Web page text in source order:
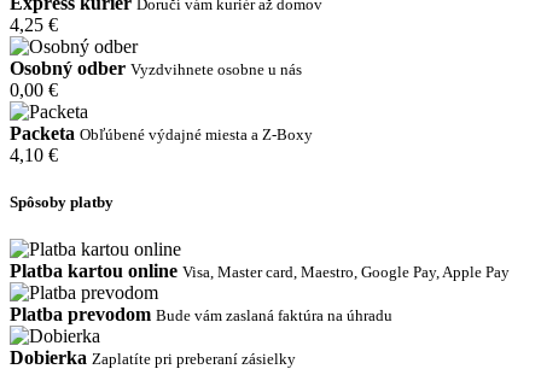
Doručí vám kuriér až domov
4,25 €
Osobný odber Vyzdvihnete osobne u nás
0,00 €
Packeta Obľúbené výdajné miesta a Z-Boxy
4,10 €
Spôsoby platby
Platba kartou online Visa, Master card, Maestro, Google Pay, Apple Pay
Platba prevodom Bude vám zaslaná faktúra na úhradu
Dobierka Zaplatíte pri preberaní zásielky